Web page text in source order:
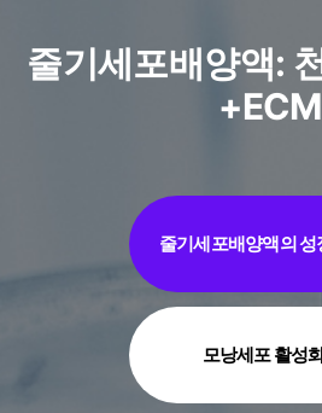
줄기세포배양액:
+ECM
줄기세포배양액의 성
모낭세포 활성